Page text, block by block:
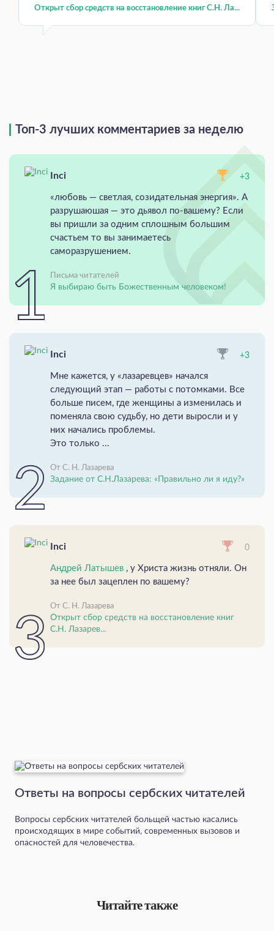
Открыт сбор средств на восстановление книг С.Н. Ла...
Топ-3 лучших комментариев за неделю
Inci +3
«любовь — светлая, созидательная энергия». А
разрушаюшая — это дьявол по-вашему? Если
вы пришли за одним сплошным большим
счастьем то вы занимаетесь
саморазрушением.
Письма читателей
Я выбираю быть Божественным человеком!
Inci +3
Мне кажется, у «лазаревцев» начался
следующий этап — работы с потомками. Все
больше писем, где женщины а изменилась и
поменяла свою судьбу, но дети выросли и у
них начались проблемы.
Это только ...
От С. Н. Лазарева
Задание от С.Н.Лазарева: «Правильно ли я иду?»
Inci 0
Андрей Латышев , у Христа жизнь отняли. Он
за нее был зацеплен по вашему?
От С. Н. Лазарева
Открыт сбор средств на восстановление книг
С.Н. Лазарев...
Ответы на вопросы сербских читателей
Вопросы сербских читателей больщей частью касались
происходящих в мире событий, современных вызовов и
опасностей для человечества.
Читайте также